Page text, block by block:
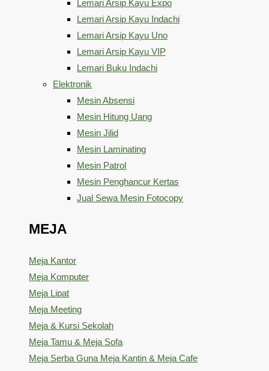
Lemari Arsip Kayu Expo
Lemari Arsip Kayu Indachi
Lemari Arsip Kayu Uno
Lemari Arsip Kayu VIP
Lemari Buku Indachi
Elektronik
Mesin Absensi
Mesin Hitung Uang
Mesin Jilid
Mesin Laminating
Mesin Patrol
Mesin Penghancur Kertas
Jual Sewa Mesin Fotocopy
MEJA
Meja Kantor
Meja Komputer
Meja Lipat
Meja Meeting
Meja & Kursi Sekolah
Meja Tamu & Meja Sofa
Meja Serba Guna Meja Kantin & Meja Cafe